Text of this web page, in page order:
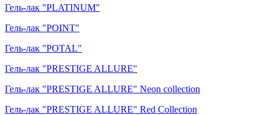
Гель-лак "PLATINUM"
Гель-лак "POINT"
Гель-лак "POTAL"
Гель-лак "PRESTIGE ALLURE"
Гель-лак "PRESTIGE ALLURE" Neon collection
Гель-лак "PRESTIGE ALLURE" Red Collection